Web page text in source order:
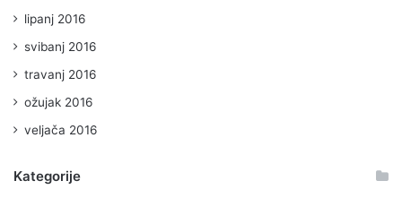
lipanj 2016
svibanj 2016
travanj 2016
ožujak 2016
veljača 2016
Kategorije